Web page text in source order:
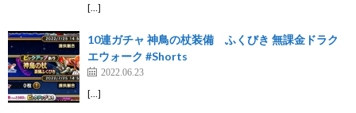
[…]
10連ガチャ 神鳥の杖装備 ふくびき 無課金ドラク
エウォーク #Shorts
2022.06.23
[…]